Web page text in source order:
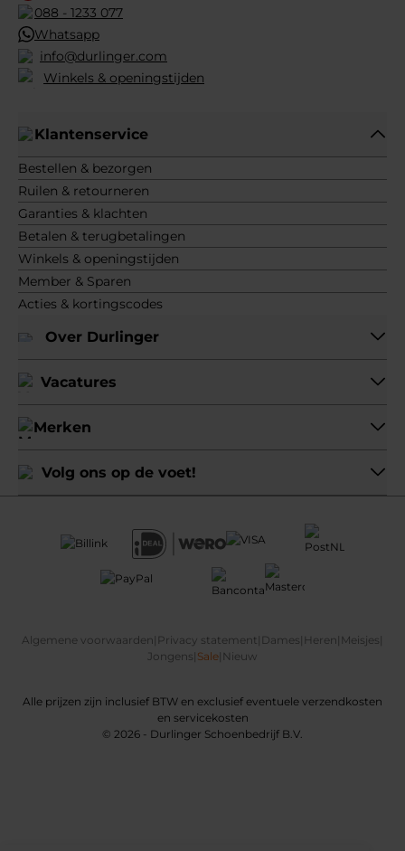
088 - 1233 077
Whatsapp
info@durlinger.com
Winkels & openingstijden
Klantenservice
Bestellen & bezorgen
Ruilen & retourneren
Garanties & klachten
Betalen & terugbetalingen
Winkels & openingstijden
Member & Sparen
Acties & kortingscodes
Over Durlinger
Vacatures
Merken
Volg ons op de voet!
Algemene voorwaarden Privacy statement Dames Heren Meisjes
Jongens Sale Nieuw
Alle prijzen zijn inclusief BTW en exclusief eventuele verzendkosten
en servicekosten
© 2026 - Durlinger Schoenbedrijf B.V.